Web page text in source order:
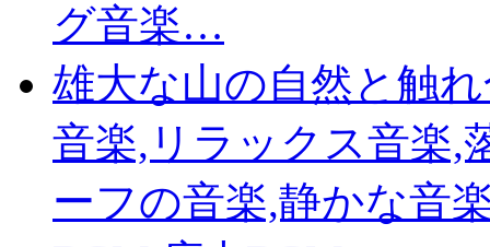
グ音楽…
雄大な山の自然と触
音楽,リラックス音楽,
ーフの音楽,静かな音